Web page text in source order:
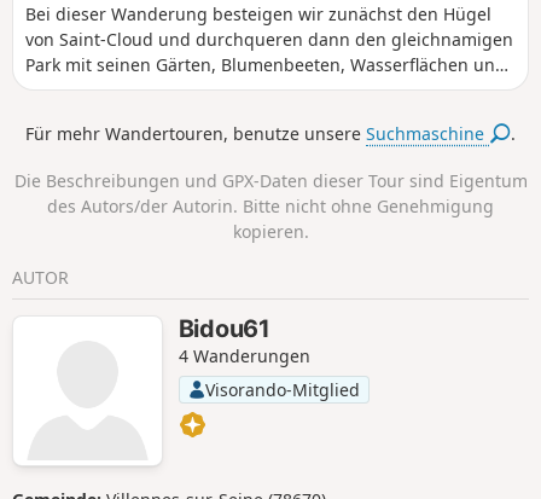
Bei dieser Wanderung besteigen wir zunächst den Hügel
von Saint-Cloud und durchqueren dann den gleichnamigen
Park mit seinen Gärten, Blumenbeeten, Wasserflächen und
Statuen griechisch-römischer Inspiration. Anschließend
Nach der Durchquerung des Bois de La Celle durchqueren
Bougival zu gelangen.
Für mehr Wandertouren, benutze unsereSuchmaschine .
Die Beschreibungen und GPX-Daten dieser Tour sind Eigentum
des Autors/der Autorin. Bitte nicht ohne Genehmigung
kopieren.
AUTOR
Bidou61
4 Wanderungen
Visorando-Mitglied